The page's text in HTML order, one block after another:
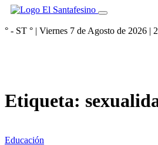
° - ST ° | Viernes 7 de Agosto de 2026 |
Etiqueta:
Educación